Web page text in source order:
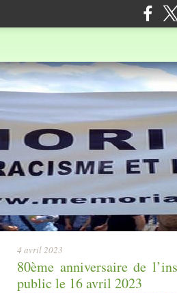
4 avril 2023
80ème anniversaire de
public le 16 avril 2023